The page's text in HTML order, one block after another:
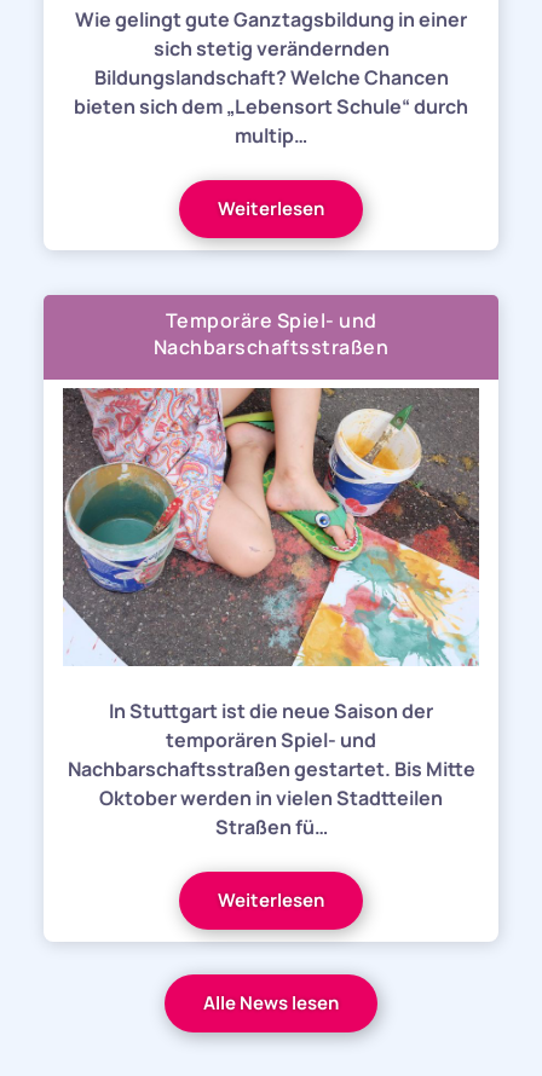
Wie gelingt gute Ganztagsbildung in einer
sich stetig verändernden
Bildungslandschaft? Welche Chancen
bieten sich dem „Lebensort Schule“ durch
multip…
Weiterlesen
Temporäre Spiel- und
Nachbarschaftsstraßen
In Stuttgart ist die neue Saison der
temporären Spiel- und
Nachbarschaftsstraßen gestartet. Bis Mitte
Oktober werden in vielen Stadtteilen
Straßen fü…
Weiterlesen
Alle News lesen